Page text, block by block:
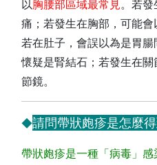
以胸腰部區域最常見。若發
痛；若發生在胸部，可能會
若在肚子，會誤以為是胃
懷疑是腎結石；若發生在
節鏡。
◆請問帶狀皰疹是怎麼
帶狀皰疹是一種「病毒」